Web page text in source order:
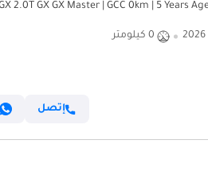
2026 0 كيلومتر
إتصل